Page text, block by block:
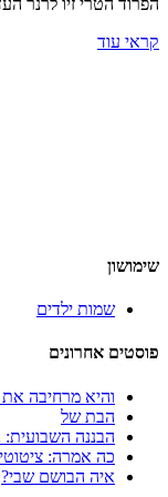
קראי עוד
שימושון
שמות ילדים
פוסטים אחרונים
והיא מרחיבה את
הבת של
הבננה השבועית:
כה אמרה:
איה הבושם שבי?